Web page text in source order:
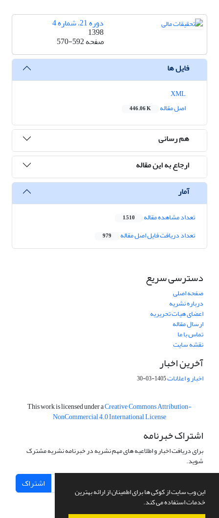
این وب سایت از کوکی ها برای اطمینان از ارائه بهترین
خدمات استفاده می کند.
دوره 21، شماره 4
1398
صفحه570-592
فایل ها
اصل مقاله
446.06 K
هم رسانی
ارجاع به این مقاله
آمار
تعداد مشاهده مقاله 1,510
تعداد دریافت فایل اصل مقاله 979
دسترسی سریع
صفحه اصلی
درباره نشریه
اعضای هیات تحریریه
ارسال مقاله
تماس با ما
نقشه سایت
آخرین اخبار
اخبار و اعلانات1405-03-30
This work is licensed under aCreative Commons Attribution-
NonCommercial 4.0 International License
اشتراک خبرنامه
برای دریافت اخبار و اطلاعیه های مهم نشریه در خبرنامه نشریه مشترک
شوید.
اشتراک